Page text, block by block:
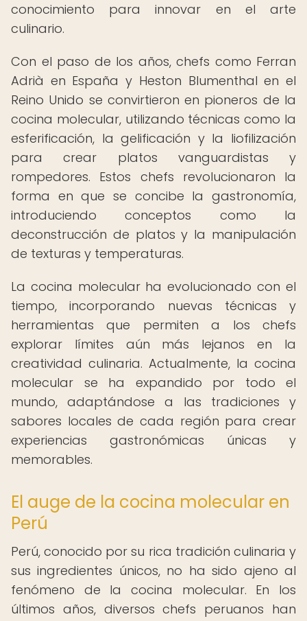
conocimiento para innovar en el arte
culinario.
Con el paso de los años, chefs como Ferran
Adrià en España y Heston Blumenthal en el
Reino Unido se convirtieron en pioneros de la
cocina molecular, utilizando técnicas como la
esferificación, la gelificación y la liofilización
para crear platos vanguardistas y
rompedores. Estos chefs revolucionaron la
forma en que se concibe la gastronomía,
introduciendo conceptos como la
deconstrucción de platos y la manipulación
de texturas y temperaturas.
La cocina molecular ha evolucionado con el
tiempo, incorporando nuevas técnicas y
herramientas que permiten a los chefs
explorar límites aún más lejanos en la
creatividad culinaria. Actualmente, la cocina
molecular se ha expandido por todo el
mundo, adaptándose a las tradiciones y
sabores locales de cada región para crear
experiencias gastronómicas únicas y
memorables.
El auge de la cocina molecular en
Perú
Perú, conocido por su rica tradición culinaria y
sus ingredientes únicos, no ha sido ajeno al
fenómeno de la cocina molecular. En los
últimos años, diversos chefs peruanos han